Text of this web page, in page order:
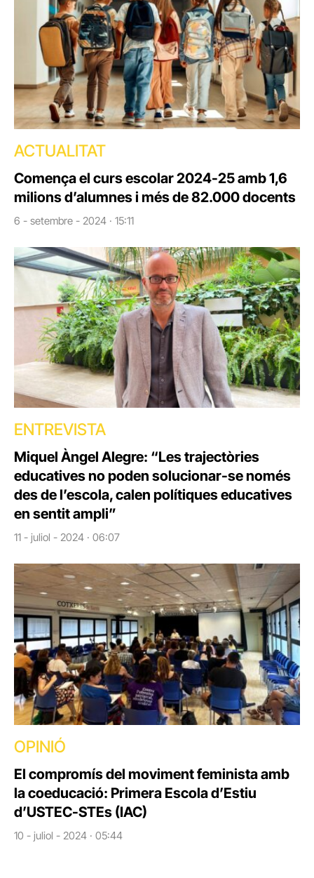
ACTUALITAT
Comença el curs escolar 2024-25 amb 1,6
milions d’alumnes i més de 82.000 docents
6 - setembre - 2024 · 15:11
ENTREVISTA
Miquel Àngel Alegre: “Les trajectòries
educatives no poden solucionar-se només
des de l’escola, calen polítiques educatives
en sentit ampli”
11 - juliol - 2024 · 06:07
OPINIÓ
El compromís del moviment feminista amb
la coeducació: Primera Escola d’Estiu
d’USTEC-STEs (IAC)
10 - juliol - 2024 · 05:44